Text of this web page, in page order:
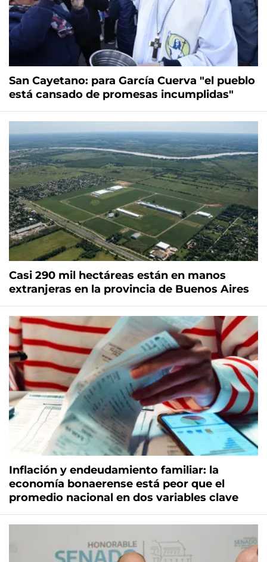
San Cayetano: para García Cuerva "el pueblo
está cansado de promesas incumplidas"
Casi 290 mil hectáreas están en manos
extranjeras en la provincia de Buenos Aires
Inflación y endeudamiento familiar: la
economía bonaerense está peor que el
promedio nacional en dos variables clave